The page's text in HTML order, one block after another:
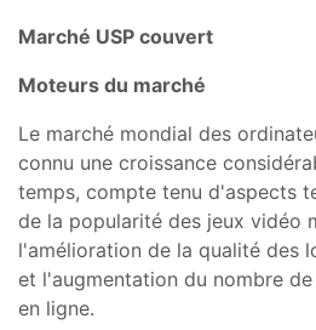
Marché USP couvert
Moteurs du marché
Le marché mondial des
connu une croissance
temps, compte tenu d'aspects
de la popularité des jeux vidéo
l'amélioration de la qualité des
et l'augmentation du nombre
en ligne.